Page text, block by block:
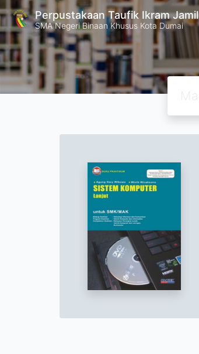
Perpustakaan Taufik Ikram Jamil
SMA Negeri Binaan Khusus Kota Dumai